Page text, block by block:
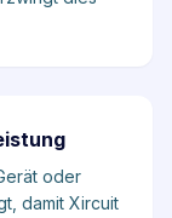
oder
damit Xircuit